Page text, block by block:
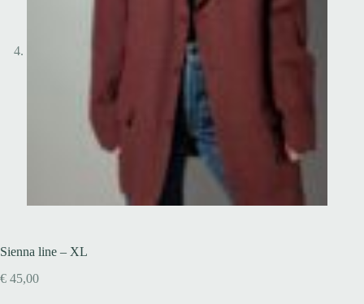
Sienna line – XL
€ 45,00